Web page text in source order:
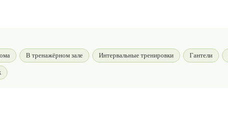
В тренажёрном зале Интервальные тренировки Гантели